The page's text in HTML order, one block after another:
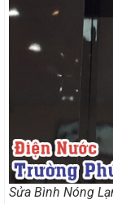
Sửa Bình Nóng